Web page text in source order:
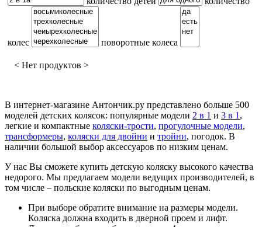
колес поворотные колеса
< Нет продуктов >
В интернет-магазине Антончик.ру представлено больше 500
моделей детских колясок: популярные модели 2 в 1 и 3 в 1 ,
легкие и компактные коляски-трости, прогулочные модели,
трансформеры, коляски для двойни и тройни, погодок. В
наличии большой выбор аксессуаров по низким ценам.
У нас Вы сможете купить детскую коляску высокого качества
недорого. Мы предлагаем модели ведущих производителей, в
том числе – польские коляски по выгодным ценам.
При выборе обратите внимание на размеры модели.
Коляска должна входить в дверной проем и лифт.